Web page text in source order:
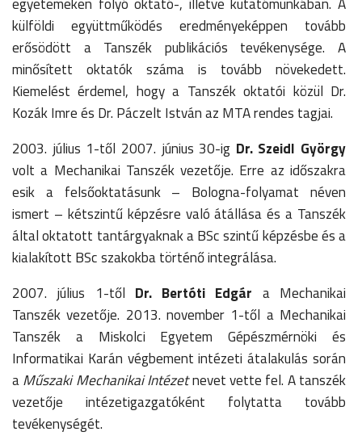
külföldi együttműködés eredményeképpen tovább
erősödött a Tanszék publikációs tevékenysége. A
minősített oktatók száma is tovább növekedett.
Kiemelést érdemel, hogy a Tanszék oktatói közül Dr.
Kozák Imre és Dr. Páczelt István az MTA rendes tagjai.
2003. július 1-től 2007. június 30-ig Dr. Szeidl György
volt a Mechanikai Tanszék vezetője. Erre az időszakra
esik a felsőoktatásunk – Bologna-folyamat néven
ismert – kétszintű képzésre való átállása és a Tanszék
által oktatott tantárgyaknak a BSc szintű képzésbe és a
kialakított BSc szakokba történő integrálása.
2007. július 1-től Dr. Bertóti Edgár a Mechanikai
Tanszék vezetője. 2013. november 1-től a Mechanikai
Tanszék a Miskolci Egyetem Gépészmérnöki és
Informatikai Karán végbement intézeti átalakulás során
aMűszaki Mechanikai Intézetnevet vette fel. A tanszék
vezetője intézetigazgatóként folytatta tovább
tevékenységét.